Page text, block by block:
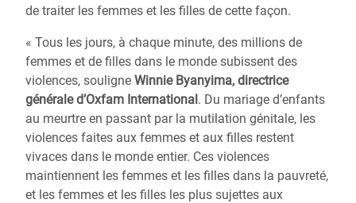
de traiter les femmes et les filles de cette façon.
« Tous les jours, à chaque minute, des millions de
femmes et de filles dans le monde subissent des
violences, souligne Winnie Byanyima, directrice
générale d’Oxfam International. Du mariage d’enfants
au meurtre en passant par la mutilation génitale, les
violences faites aux femmes et aux filles restent
vivaces dans le monde entier. Ces violences
maintiennent les femmes et les filles dans la pauvreté,
et les femmes et les filles les plus sujettes aux